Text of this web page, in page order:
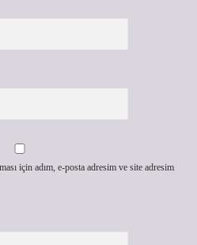
için adım, e-posta adresim ve site adresim